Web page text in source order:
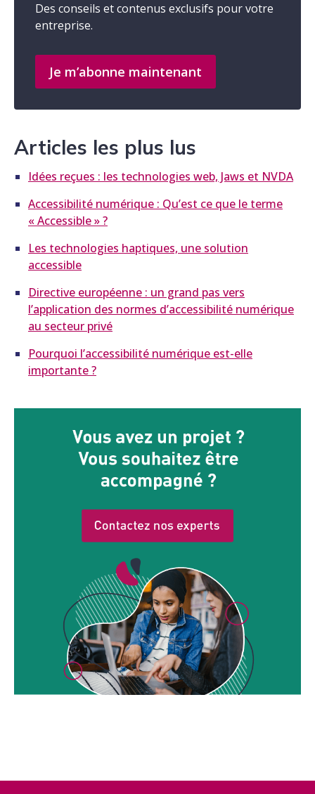
Des conseils et contenus exclusifs pour votre
entreprise.
Je m’abonne maintenant
Articles les plus lus
Idées reçues : les technologies web, Jaws et NVDA
Accessibilité numérique : Qu’est ce que le terme
« Accessible » ?
Les technologies haptiques, une solution
accessible
Directive européenne : un grand pas vers
l’application des normes d’accessibilité numérique
au secteur privé
Pourquoi l’accessibilité numérique est-elle
importante ?